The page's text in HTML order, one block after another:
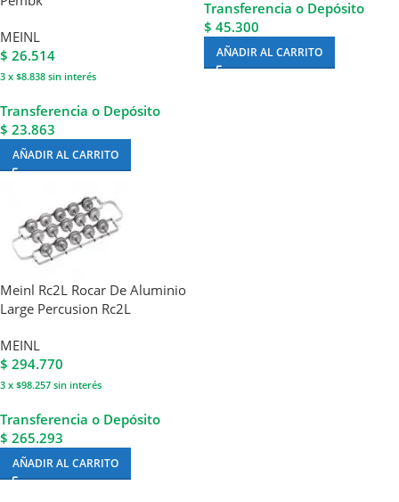
MEINL
$ 26.514
3 x $8.838 sin interés
Transferencia o Depósito
$ 23.863
AÑADIR AL CARRITO
Transferencia o Depósito
$ 45.300
AÑADIR AL CARRITO
Meinl Rc2L Rocar De Aluminio
Large Percusion Rc2L
MEINL
$ 294.770
3 x $98.257 sin interés
Transferencia o Depósito
$ 265.293
AÑADIR AL CARRITO